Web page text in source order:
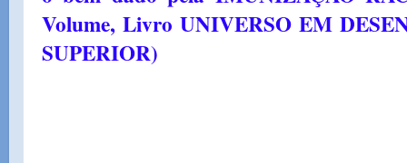
Volume, Livro UNIVERSO EM
SUPERIOR)